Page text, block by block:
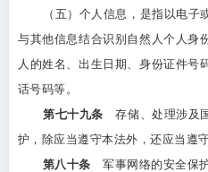
（五）个人信息，是指以电
与其他信息结合识别自然人个人身
人的姓名、出生日期、身份证件号
话号码等。
第七十九条 存储、处理涉及
护，除应当遵守本法外，还应当遵
第八十条军事网络的安全保